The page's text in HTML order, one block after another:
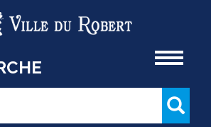
de recherche